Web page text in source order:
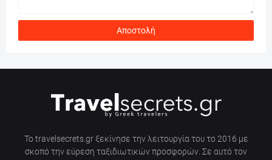
Το travelsecrets.gr ξεκίνησε την λειτουργία του το 2016 με
σκοπό την εύρεση ταξιδιωτικών προσφορών. Σε αυτό τον